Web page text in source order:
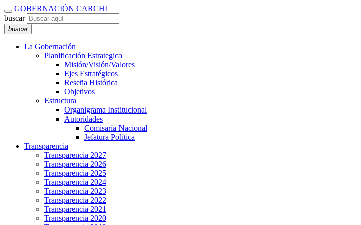
GOBERNACIÓN CARCHI
buscar
buscar
La Gobernación
Planificación Estrategica
Misión/Visión/Valores
Ejes Estratégicos
Reseña Histórica
Objetivos
Estructura
Organigrama Institucional
Autoridades
Comisaría Nacional
Jefatura Política
Transparencia
Transparencia 2027
Transparencia 2026
Transparencia 2025
Transparencia 2024
Transparencia 2023
Transparencia 2022
Transparencia 2021
Transparencia 2020